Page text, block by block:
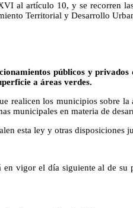
al artículo 10, y se recorren
Territorial y Desarrollo
públicos y
a áreas verdes.
realicen los municipios sobre
municipales en materia de
esta ley y otras disposiciones
en vigor el día siguiente al de